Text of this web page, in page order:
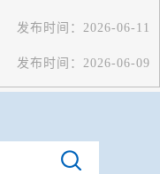
发布时间： 2026-06-11
发布时间： 2026-06-09